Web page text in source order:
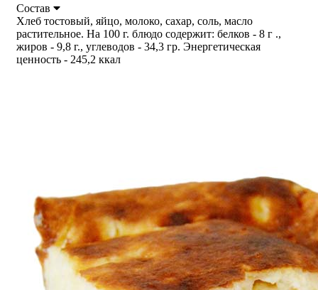
Состав
Хлеб тостовый, яйцо, молоко, сахар, соль, масло
растительное. На 100 г. блюдо содержит: белков - 8 г .,
жиров - 9,8 г., углеводов - 34,3 гр. Энергетическая
ценность - 245,2 ккал